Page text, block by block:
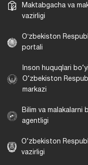
Maktabgacha va
vazirligi
Oʻzbekiston
portali
Inson huquqlari
O‘zbekiston
markazi
Bilim va malakalarni
agentligi
O‘zbekiston
vazirligi